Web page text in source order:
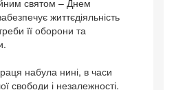
святом – Днем
життєдіяльність
її оборони та
набула нині, в часи
свободи і незалежності.